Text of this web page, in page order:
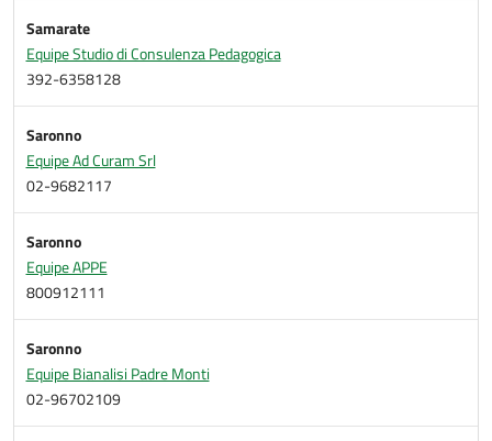
Samarate
Equipe Studio di Consulenza Pedagogica
392-6358128
Saronno
Equipe Ad Curam Srl
02-9682117
Saronno
Equipe APPE
800912111
Saronno
Equipe Bianalisi Padre Monti
02-96702109